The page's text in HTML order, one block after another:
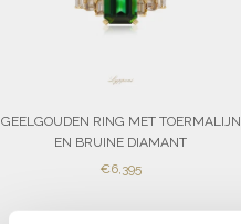
GEELGOUDEN RING MET TOERMALIJN
EN BRUINE DIAMANT
SALE
€6,395